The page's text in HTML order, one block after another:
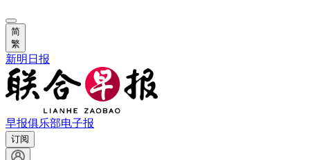
简
繁
新明日报
早报俱乐部电子报
订阅